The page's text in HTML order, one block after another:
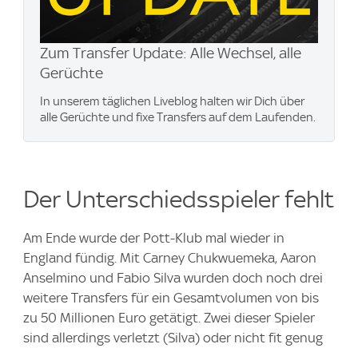
Zum Transfer Update: Alle Wechsel, alle
Gerüchte
In unserem täglichen Liveblog halten wir Dich über
alle Gerüchte und fixe Transfers auf dem Laufenden.
Der Unterschiedsspieler fehlt
Am Ende wurde der Pott-Klub mal wieder in
England fündig. Mit Carney Chukwuemeka, Aaron
Anselmino und Fabio Silva wurden doch noch drei
weitere Transfers für ein Gesamtvolumen von bis
zu 50 Millionen Euro getätigt. Zwei dieser Spieler
sind allerdings verletzt (Silva) oder nicht fit genug